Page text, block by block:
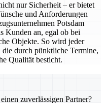
nur Sicherheit – er bietet
und Anforderungen
Potsdam
Kunden an, egal ob bei
Objekte. So wird jeder
durch pünktliche Termine,
Qualität besticht.
zuverlässigen Partner?